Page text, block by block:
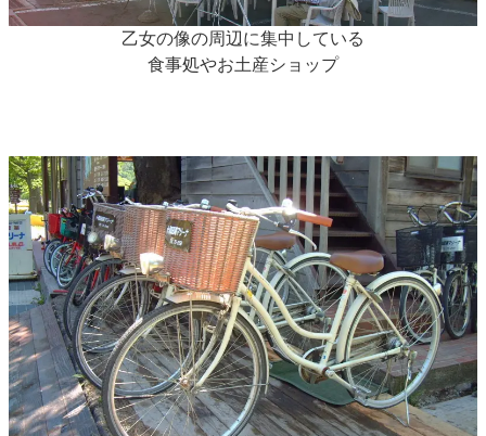
乙女の像の周辺に集中している
食事処やお土産ショップ